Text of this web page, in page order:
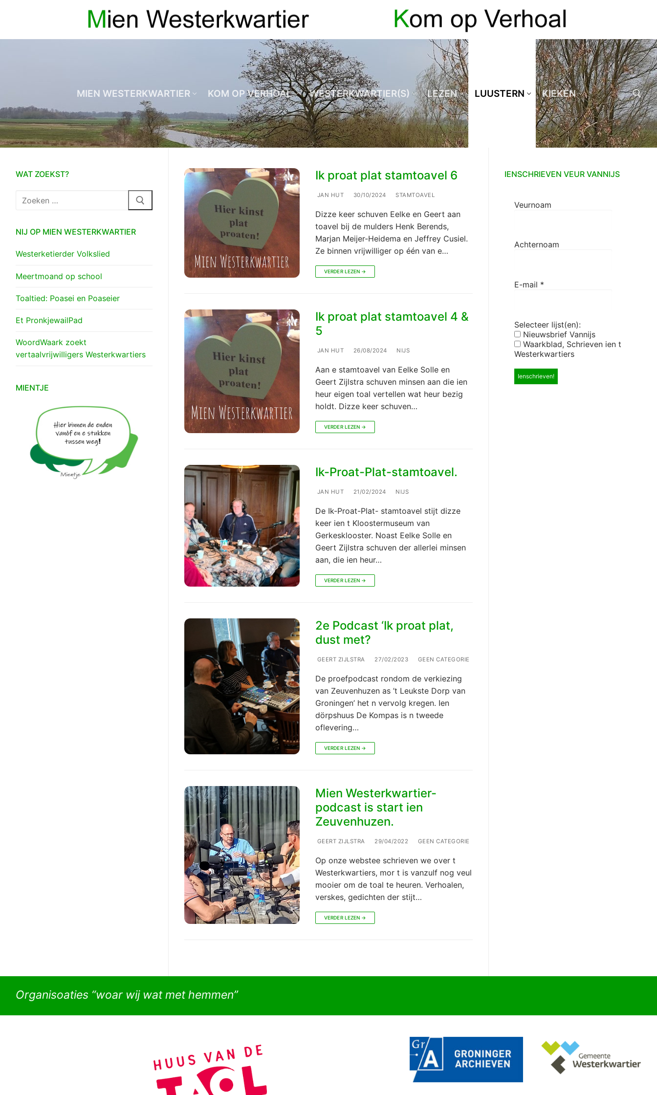
inhoud
MIEN WESTERKWARTIER KOM OP VERHOAL WESTERKWARTIER(S) LEZEN LUUSTERN KIEKEN
Zoeken naar:
Ik proat plat stamtoavel 6
JAN HUT 30/10/2024 STAMTOAVEL
Dizze keer schuven Eelke en Geert aan
toavel bij de mulders Henk Berends,
Marjan Meijer-Heidema en Jeffrey Cusiel.
Ze binnen vrijwilliger op één van e…
VERDER LEZEN →
Ik proat plat stamtoavel 4 &
5
JAN HUT 26/08/2024 NIJS
Aan e stamtoavel van Eelke Solle en
Geert Zijlstra schuven minsen aan die ien
heur eigen toal vertellen wat heur bezig
holdt. Dizze keer schuven…
VERDER LEZEN →
Ik-Proat-Plat-stamtoavel.
JAN HUT 21/02/2024 NIJS
De Ik-Proat-Plat- stamtoavel stijt dizze
keer ien t Kloostermuseum van
Gerkesklooster. Noast Eelke Solle en
Geert Zijlstra schuven der allerlei minsen
aan, die ien heur…
VERDER LEZEN →
2e Podcast ‘Ik proat plat,
dust met?
GEERT ZIJLSTRA 27/02/2023 GEEN CATEGORIE
De proefpodcast rondom de verkiezing
van Zeuvenhuzen as ’t Leukste Dorp van
Groningen’ het n vervolg kregen. Ien
dörpshuus De Kompas is n tweede
oflevering…
VERDER LEZEN →
Mien Westerkwartier-
podcast is start ien
Zeuvenhuzen.
GEERT ZIJLSTRA 29/04/2022 GEEN CATEGORIE
Op onze webstee schrieven we over t
Westerkwartiers, mor t is vanzulf nog veul
mooier om de toal te heuren. Verhoalen,
verskes, gedichten der stijt…
VERDER LEZEN →
IENSCHRIEVEN VEUR VANNIJS
Veurnoam
Achternoam
E-mail *
Selecteer lijst(en):
Nieuwsbrief Vannijs
Waarkblad, Schrieven ien t
Westerkwartiers
WAT ZOEKST?
Zoeken
NIJ OP MIEN WESTERKWARTIER
Westerketierder Volkslied
Meertmoand op school
Toaltied: Poasei en Poaseier
Et PronkjewailPad
WoordWaark zoekt
vertaalvrijwilligers Westerkwartiers
MIENTJE
Organisoaties “woar wij wat met hemmen”